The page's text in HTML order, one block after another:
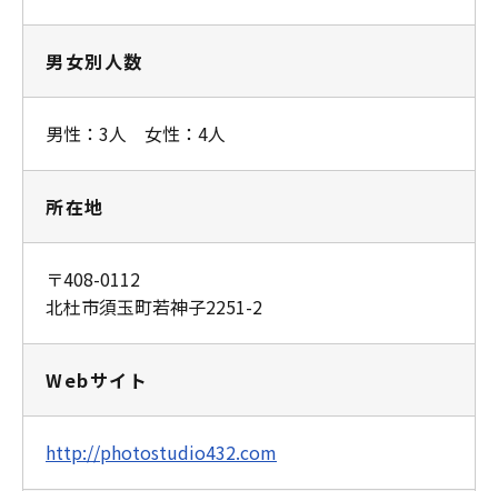
男女別人数
男性：3人 女性：4人
所在地
〒408-0112
北杜市須玉町若神子2251-2
Webサイト
http://photostudio432.com